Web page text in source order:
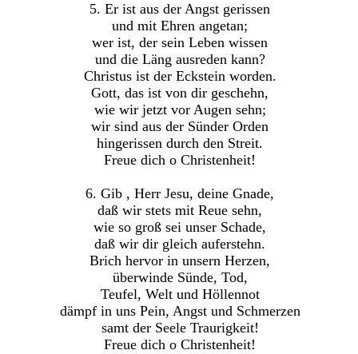
5. Er ist aus der Angst gerissen
und mit Ehren angetan;
wer ist, der sein Leben wissen
und die Läng ausreden kann?
Christus ist der Eckstein worden.
Gott, das ist von dir geschehn,
wie wir jetzt vor Augen sehn;
wir sind aus der Sünder Orden
hingerissen durch den Streit.
Freue dich o Christenheit!
6. Gib , Herr Jesu, deine Gnade,
daß wir stets mit Reue sehn,
wie so groß sei unser Schade,
daß wir dir gleich auferstehn.
Brich hervor in unsern Herzen,
überwinde Sünde, Tod,
Teufel, Welt und Höllennot
dämpf in uns Pein, Angst und Schmerzen
samt der Seele Traurigkeit!
Freue dich o Christenheit!